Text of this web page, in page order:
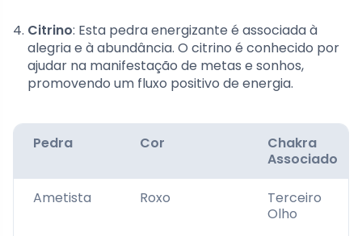
Citrino: Esta pedra energizante é associada à
alegria e à abundância. O citrino é conhecido por
ajudar na manifestação de metas e sonhos,
promovendo um fluxo positivo de energia.
Pedra Cor
Chakra
Associado
Ametista Roxo
Terceiro
Olho